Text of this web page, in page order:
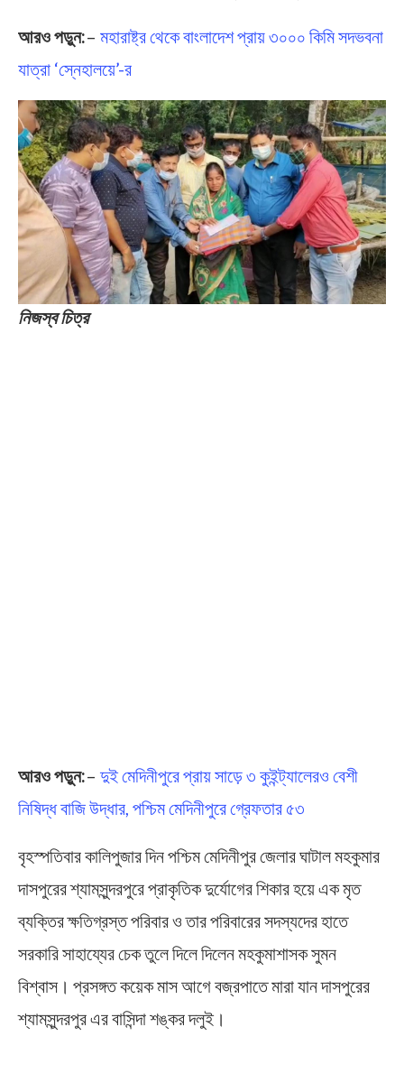
আরও পড়ুন:– মহারাষ্ট্র থেকে বাংলাদেশ প্রায় ৩০০০ কিমি সদভবনা
যাত্রা ‘স্নেহালয়ে’-র
নিজস্ব চিত্র
আরও পড়ুন:– দুই মেদিনীপুরে প্রায় সাড়ে ৩ কুইন্ট্যালেরও বেশী
নিষিদ্ধ বাজি উদ্ধার, পশ্চিম মেদিনীপুরে গ্রেফতার ৫৩
বৃহস্পতিবার কালিপুজার দিন পশ্চিম মেদিনীপুর জেলার ঘাটাল মহকুমার
দাসপুরের শ্যামসুন্দরপুরে প্রাকৃতিক দুর্যোগের শিকার হয়ে এক মৃত
ব্যক্তির ক্ষতিগ্রস্ত পরিবার ও তার পরিবারের সদস্যদের হাতে
সরকারি সাহায্যের চেক তুলে দিলে দিলেন মহকুমাশাসক সুমন
বিশ্বাস। প্রসঙ্গত কয়েক মাস আগে বজ্রপাতে মারা যান দাসপুরের
শ্যামসুন্দরপুর এর বাসিন্দা শঙ্কর দলুই।